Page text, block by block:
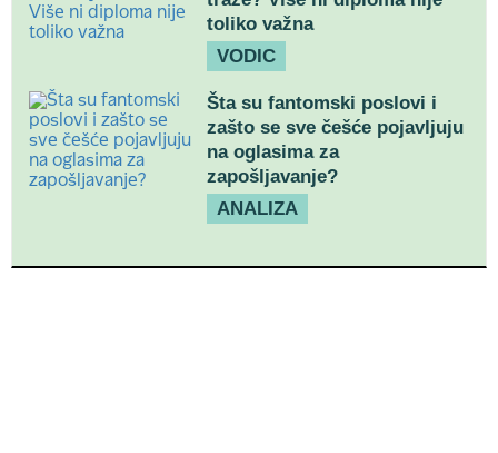
toliko važna
VODIC
Šta su fantomski poslovi i
zašto se sve češće pojavljuju
na oglasima za
zapošljavanje?
ANALIZA